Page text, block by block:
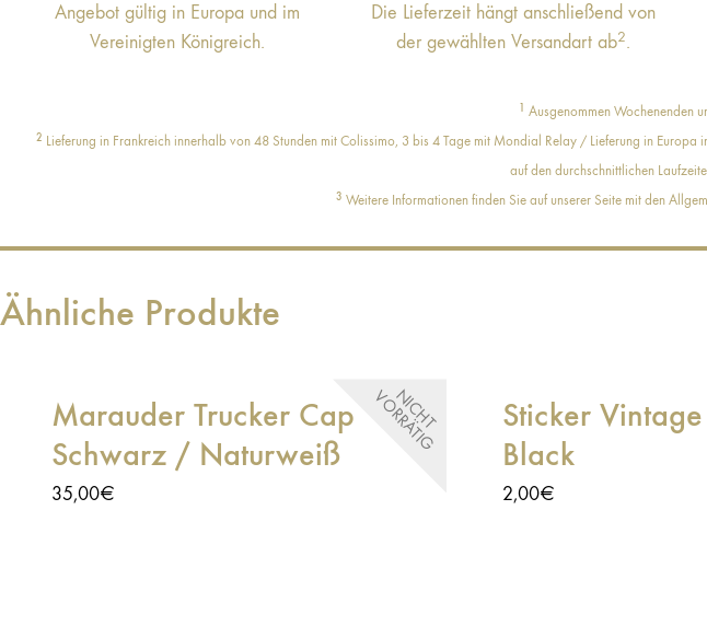
Angebot gültig in Europa und im
Vereinigten Königreich.
Die Lieferzeit hängt anschließend von
der gewählten Versandart ab2.
1 Ausgenommen Wochenenden
2 Lieferung in Frankreich innerhalb von 48 Stunden mit Colissimo, 3 bis 4 Tage mit Mondial Relay / Lieferung in
auf den durchschnittlichen
3 Weitere Informationen finden Sie auf unserer Seite mit den
Ähnliche Produkte
N
I
C
H
T
V
O
R
R
Ä
T
I
G
Marauder Trucker Cap
Schwarz / Naturweiß
35,00€
Sticker
Black
2,00€